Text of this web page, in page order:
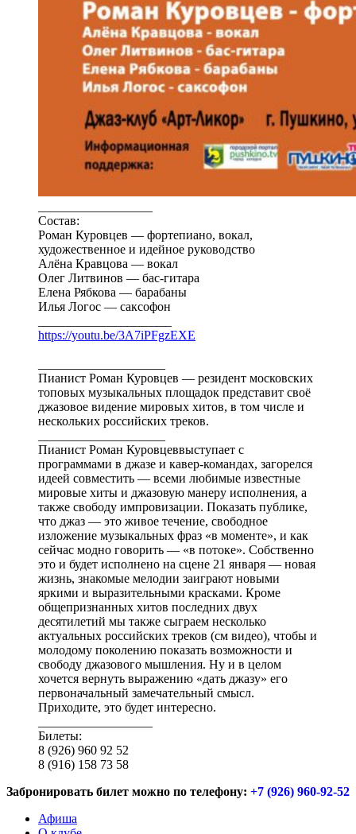
Состав:
Роман Куровцев — фортепиано, вокал,
художественное и идейное руководство
Алёна Кравцова — вокал
Олег Литвинов — бас-гитара
Елена Рябкова — барабаны
Илья Логос — саксофон
https://youtu.be/3A7iPFgzEXE
Пианист Роман Куровцев — резидент московских
топовых музыкальных площадок представит своё
джазовое видение мировых хитов, в том числе и
нескольких российских треков.
Пианист Роман Куровцеввыступает с
программами в джазе и кавер-командах, загорелся
идеей совместить — всеми любимые известные
мировые хиты и джазовую манеру исполнения, а
также свободу импровизации. Показать публике,
что джаз — это живое течение, свободное
изложение музыкальных фраз «в моменте», и как
сейчас модно говорить — «в потоке». Собственно
это и будет исполнено на сцене 21 января — новая
жизнь, знакомые мелодии заиграют новыми
яркими и выразительными красками. Кроме
общепризнанных хитов последних двух
десятилетий мы также сыграем несколько
актуальных российских треков (см видео), чтобы и
молодому поколению показать возможности и
свободу джазового мышления. Ну и в целом
хочется вернуть выражению «дать джазу» его
первоначальный замечательный смысл.
Приходите, это будет интересно.
Билеты:
8 (926) 960 92 52
8 (916) 158 73 58
Забронировать билет можно по телефону: +7 (926) 960-92-52
Афиша